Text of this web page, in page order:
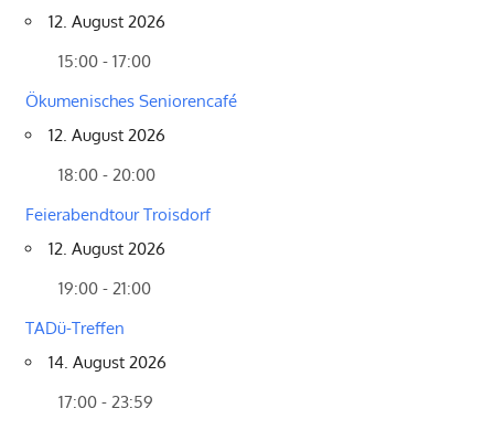
12. August 2026
15:00 - 17:00
Ökumenisches Seniorencafé
12. August 2026
18:00 - 20:00
Feierabendtour Troisdorf
12. August 2026
19:00 - 21:00
TADü-Treffen
14. August 2026
17:00 - 23:59